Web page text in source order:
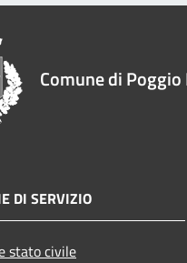
Comune di
DI SERVIZIO
stato civile